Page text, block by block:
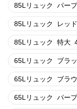
85Lリュック パー
85Lリュック レッ
85Lリュック 特大
65Lリュック ブラ
65Lリュック ブラ
65Lリュック パー